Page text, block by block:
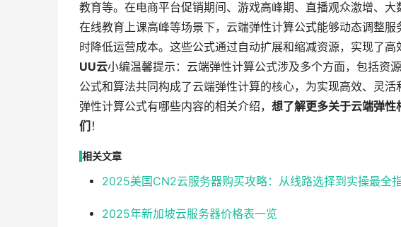
教育等。在电商平台促销期间、游戏高峰期、直播观众激增、
在线教育上课高峰等场景下，云端弹性计算公式能够动态调整
时降低运营成本。这些公式通过自动扩展和缩减资源，实现了高
UU云小编温馨提示：云端弹性计算公式涉及多个方面，包括资
公式和算法共同构成了云端弹性计算的核心，为实现高效、灵
弹性计算公式有哪些内容的相关介绍， 想了解更多关于云端弹性
们 ！
相关文章
2025美国CN2云服务器购买攻略：从线路选择到实操最全
2025年新加坡云服务器价格表一览